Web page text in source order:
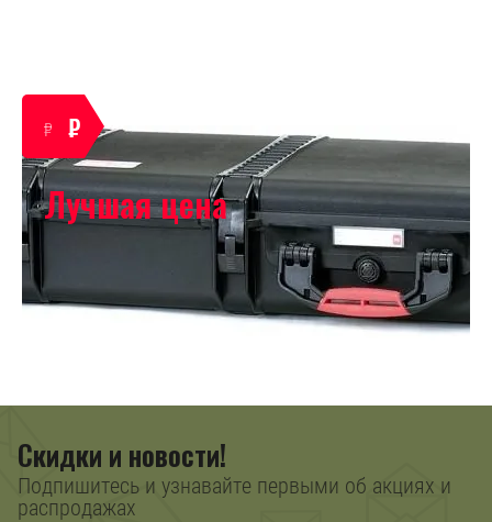
₽ ₽
Лучшая цена
Скидки и новости!
Подпишитесь и узнавайте первыми об акциях и
распродажах